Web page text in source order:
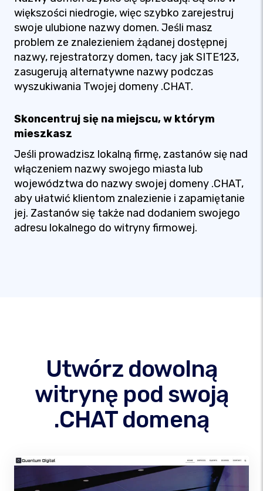
większości niedrogie, więc szybko zarejestruj
swoje ulubione nazwy domen. Jeśli masz
problem ze znalezieniem żądanej dostępnej
nazwy, rejestratorzy domen, tacy jak SITE123,
zasugerują alternatywne nazwy podczas
wyszukiwania Twojej domeny .CHAT.
Skoncentruj się na miejscu, w którym
mieszkasz
Jeśli prowadzisz lokalną firmę, zastanów się nad
włączeniem nazwy swojego miasta lub
województwa do nazwy swojej domeny .CHAT,
aby ułatwić klientom znalezienie i zapamiętanie
jej. Zastanów się także nad dodaniem swojego
adresu lokalnego do witryny firmowej.
Utwórz dowolną
witrynę pod swoją
.CHAT domeną